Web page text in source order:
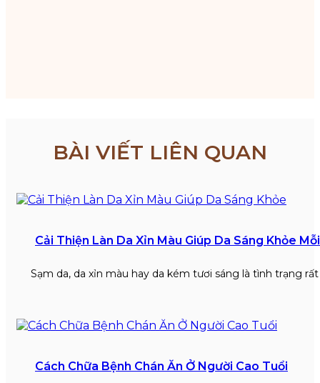
BÀI VIẾT LIÊN QUAN
Cải Thiện Làn Da Xỉn Màu Giúp Da Sáng Khỏe
Sạm da, da xỉn màu hay da kém tươi sáng là tình trạng
Cách Chữa Bệnh Chán Ăn Ở Người Cao Tuổi